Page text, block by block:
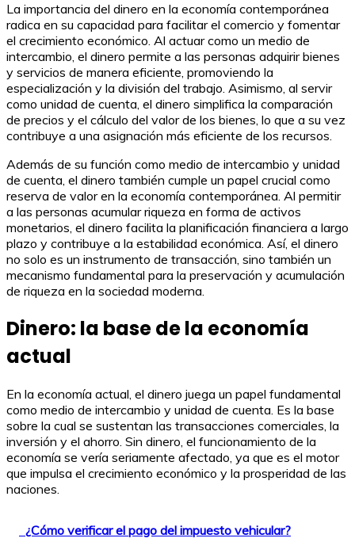
La importancia del dinero en la economía contemporánea
radica en su capacidad para facilitar el comercio y fomentar
el crecimiento económico. Al actuar como un medio de
intercambio, el dinero permite a las personas adquirir bienes
y servicios de manera eficiente, promoviendo la
especialización y la división del trabajo. Asimismo, al servir
como unidad de cuenta, el dinero simplifica la comparación
de precios y el cálculo del valor de los bienes, lo que a su vez
contribuye a una asignación más eficiente de los recursos.
Además de su función como medio de intercambio y unidad
de cuenta, el dinero también cumple un papel crucial como
reserva de valor en la economía contemporánea. Al permitir
a las personas acumular riqueza en forma de activos
monetarios, el dinero facilita la planificación financiera a largo
plazo y contribuye a la estabilidad económica. Así, el dinero
no solo es un instrumento de transacción, sino también un
mecanismo fundamental para la preservación y acumulación
de riqueza en la sociedad moderna.
Dinero: la base de la economía
actual
En la economía actual, el dinero juega un papel fundamental
como medio de intercambio y unidad de cuenta. Es la base
sobre la cual se sustentan las transacciones comerciales, la
inversión y el ahorro. Sin dinero, el funcionamiento de la
economía se vería seriamente afectado, ya que es el motor
que impulsa el crecimiento económico y la prosperidad de las
naciones.
¿Cómo verificar el pago del impuesto vehicular?